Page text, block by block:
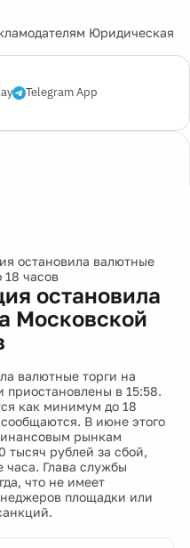
Юридическая
Telegram App
остановила валютные
часов
остановила
Московской
валютные торги на
в 15:58.
как минимум до 18
В июне этого
рынкам
рублей за сбой,
часа. Глава службы
что не имеет
площадки или